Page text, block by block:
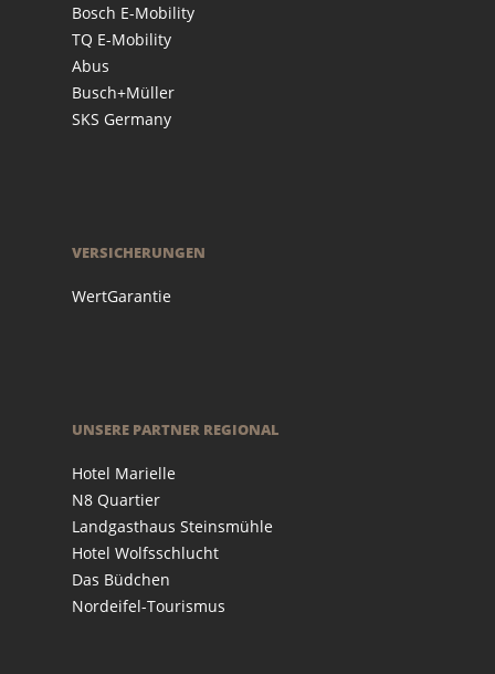
Bosch E-Mobility
TQ E-Mobility
Abus
Busch+Müller
SKS Germany
VERSICHERUNGEN
WertGarantie
UNSERE PARTNER REGIONAL
Hotel Marielle
N8 Quartier
Landgasthaus Steinsmühle
Hotel Wolfsschlucht
Das Büdchen
Nordeifel-Tourismus